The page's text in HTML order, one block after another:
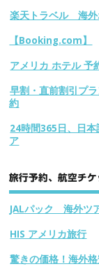
楽天トラベル 海外
【Booking.com】
アメリカ ホテル 予
早割・直前割引プ
約
24時間365日、日
ア
旅行予約、航空チケ
JALパック 海外ツ
HIS アメリカ旅行
驚きの価格！海外